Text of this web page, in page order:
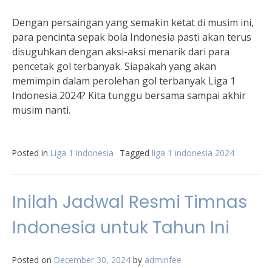
Dengan persaingan yang semakin ketat di musim ini,
para pencinta sepak bola Indonesia pasti akan terus
disuguhkan dengan aksi-aksi menarik dari para
pencetak gol terbanyak. Siapakah yang akan
memimpin dalam perolehan gol terbanyak Liga 1
Indonesia 2024? Kita tunggu bersama sampai akhir
musim nanti.
Posted in Liga 1 Indonesia Tagged liga 1 indonesia 2024
Inilah Jadwal Resmi Timnas
Indonesia untuk Tahun Ini
Posted on December 30, 2024 by adminfee